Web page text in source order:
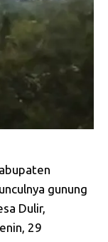
gunung
Dulir,
29